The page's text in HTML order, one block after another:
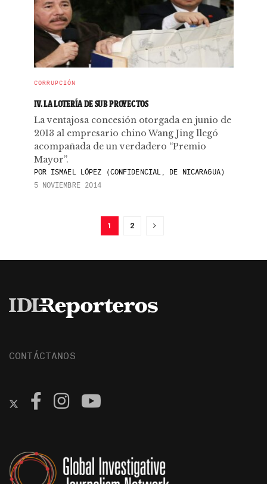
CORRUPCIÓN
IV. LA LOTERÍA DE SUB PROYECTOS
La ventajosa concesión otorgada en junio de
2013 al empresario chino Wang Jing llegó
acompañada de un verdadero “Premio
Mayor”.
PORISMAEL LÓPEZ (CONFIDENCIAL, DE NICARAGUA)
5 NOVIEMBRE 2014
1 2
CONTÁCTANOS